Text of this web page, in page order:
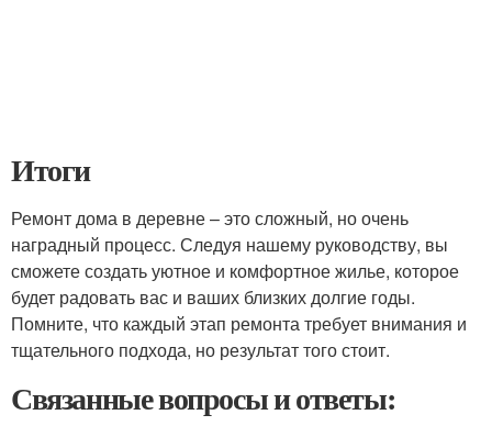
Итоги
Ремонт дома в деревне – это сложный, но очень
наградный процесс. Следуя нашему руководству, вы
сможете создать уютное и комфортное жилье, которое
будет радовать вас и ваших близких долгие годы.
Помните, что каждый этап ремонта требует внимания и
тщательного подхода, но результат того стоит.
Связанные вопросы и ответы: